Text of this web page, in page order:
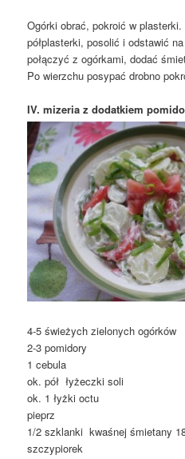
Ogórki obrać, pokroić w
półplasterki, posolić i odstawić
połączyć z ogórkami, dodać
Po wierzchu posypać drobno
IV. mizeria z dodatkiem
4-5 świeżych zielonych ogórków
2-3 pomidory
1 cebula
ok. pół łyżeczki soli
ok. 1 łyżki octu
pieprz
1/2 szklanki kwaśnej śmietany
szczypiorek